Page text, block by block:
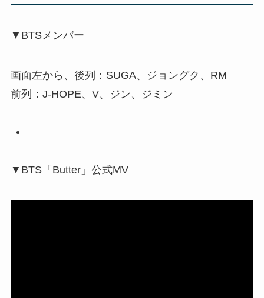
▼BTSメンバー
画面左から、後列：SUGA、ジョングク、RM
前列：J-HOPE、V、ジン、ジミン
▼BTS「Butter」公式MV